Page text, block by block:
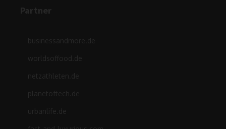
Partner
businessandmore.de
worldsoffood.de
netzathleten.de
planetoftech.de
urbanlife.de